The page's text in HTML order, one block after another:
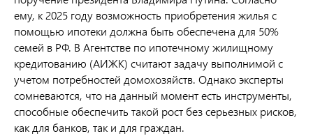
ему, к 2025 году возможность приобретения жилья с
помощью ипотеки должна быть обеспечена для 50%
семей в РФ. В Агентстве по ипотечному жилищному
кредитованию (АИЖК) считают задачу выполнимой с
учетом потребностей домохозяйств. Однако эксперты
сомневаются, что на данный момент есть инструменты,
способные обеспечить такой рост без серьезных рисков,
как для банков, так и для граждан.